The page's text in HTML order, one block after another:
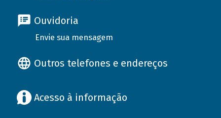
Ouvidoria
Envie sua mensagem
Outros telefones e endereços
Acesso à informação